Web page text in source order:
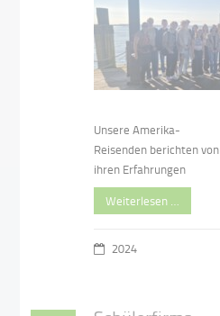
Unsere Amerika-
Reisenden berichten von
ihren Erfahrungen
Weiterlesen …
2024